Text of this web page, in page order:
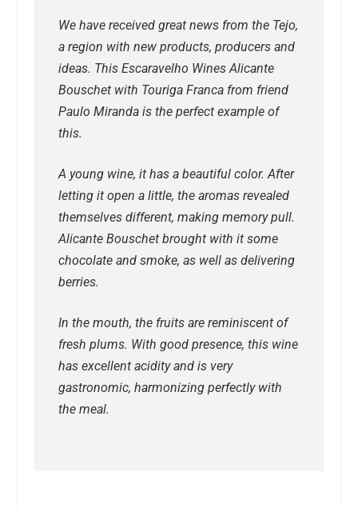
We have received great news from the Tejo,
a region with new products, producers and
ideas. This Escaravelho Wines Alicante
Bouschet with Touriga Franca from friend
Paulo Miranda is the perfect example of
this.
A young wine, it has a beautiful color. After
letting it open a little, the aromas revealed
themselves different, making memory pull.
Alicante Bouschet brought with it some
chocolate and smoke, as well as delivering
berries.
In the mouth, the fruits are reminiscent of
fresh plums. With good presence, this wine
has excellent acidity and is very
gastronomic, harmonizing perfectly with
the meal.